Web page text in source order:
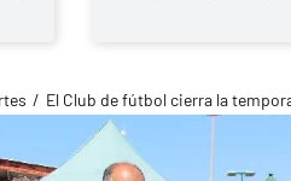
El Club de fútbol cierra la